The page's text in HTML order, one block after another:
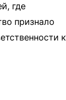
где
признало
к